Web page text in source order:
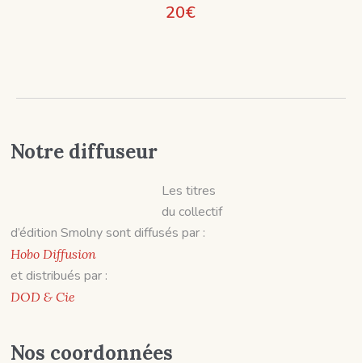
20€
Notre diffuseur
Les titres
du collectif
d’édition Smolny sont diffusés par :
Hobo Diffusion
et distribués par :
DOD & Cie
Nos coordonnées